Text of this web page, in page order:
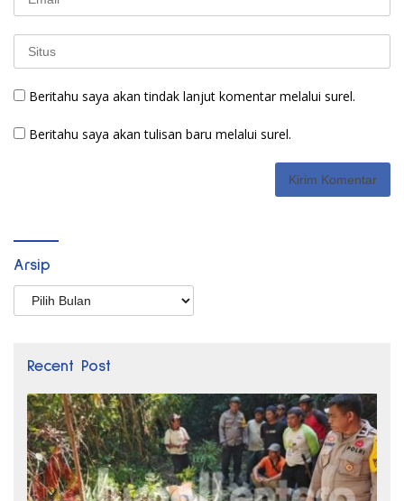
Beritahu saya akan tindak lanjut komentar melalui surel.
Beritahu saya akan tulisan baru melalui surel.
Arsip
Arsip
Recent Post